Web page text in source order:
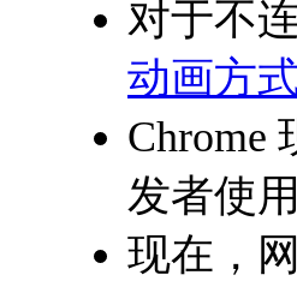
对于不
动画方
Chrome
发者使用
现在，